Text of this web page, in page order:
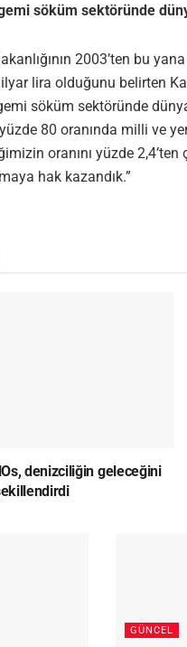
söküm sektöründe
2003’ten bu
lira olduğunu belirten
söküm sektöründe
80 oranında milli ve
oranını yüzde
hak kazandık.”
denizciliğin geleceğini
GÜNCEL